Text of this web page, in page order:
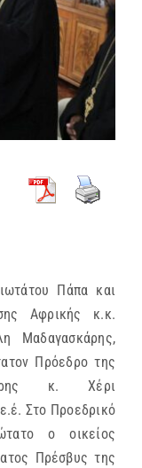
Πάπα και
Αφρικής κ.κ.
Μαδαγασκάρης,
Πρόεδρο της
κ. Χέρι
ε.έ. Στο Προεδρικό
ο οικείος
Πρέσβυς της